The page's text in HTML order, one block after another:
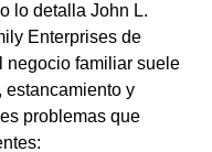
lo detalla John L.
Enterprises de
negocio familiar suele
estancamiento y
problemas que